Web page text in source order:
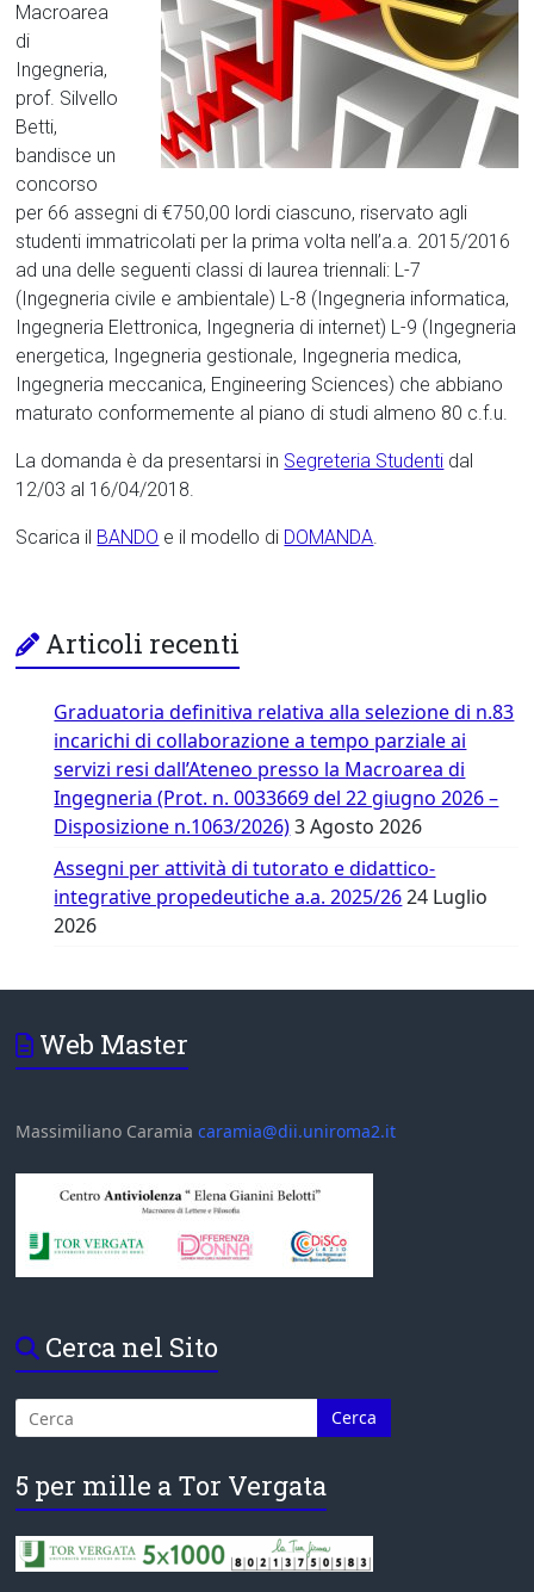
Macroarea
di
Ingegneria,
prof. Silvello
Betti,
bandisce un
concorso
per 66 assegni di €750,00 lordi ciascuno, riservato agli
studenti immatricolati per la prima volta nell’a.a. 2015/2016
ad una delle seguenti classi di laurea triennali: L-7
(Ingegneria civile e ambientale) L-8 (Ingegneria informatica,
Ingegneria Elettronica, Ingegneria di internet) L-9 (Ingegneria
energetica, Ingegneria gestionale, Ingegneria medica,
Ingegneria meccanica, Engineering Sciences) che abbiano
maturato conformemente al piano di studi almeno 80 c.f.u.
La domanda è da presentarsi in Segreteria Studenti dal
12/03 al 16/04/2018.
Scarica il BANDO e il modello di DOMANDA.
Articoli recenti
Graduatoria definitiva relativa alla selezione di n.83
incarichi di collaborazione a tempo parziale ai
servizi resi dall’Ateneo presso la Macroarea di
Ingegneria (Prot. n. 0033669 del 22 giugno 2026 –
Disposizione n.1063/2026) 3 Agosto 2026
Assegni per attività di tutorato e didattico-
integrative propedeutiche a.a. 2025/26 24 Luglio
2026
Web Master
Massimiliano Caramiacaramia@dii.uniroma2.it
Cerca nel Sito
5 per mille a Tor Vergata